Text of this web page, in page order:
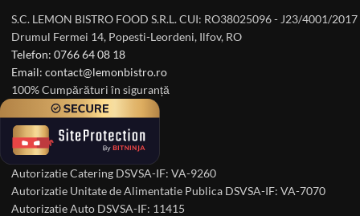
S.C. LEMON BISTRO FOOD S.R.L. CUI: RO38025096 - J23/4001/2017
Drumul Fermei 14, Popesti-Leordeni, Ilfov, RO
Telefon: 0766 64 08 18
Email: contact@lemonbistro.ro
100% Cumpărături în siguranță
Autorizatie Catering DSVSA-IF: VA-9260
Autorizatie Unitate de Alimentatie Publica DSVSA-IF: VA-7070
Autorizatie Auto DSVSA-IF: 11415